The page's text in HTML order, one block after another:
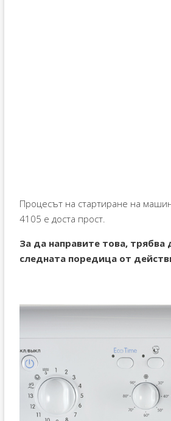
Процесът на стартиране на
4105 е доста прост.
За да направите това,
следната поредица от